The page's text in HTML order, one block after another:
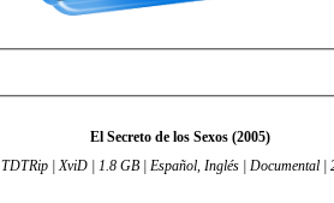
El Secreto de los Sexos (2005)
TDTRip | XviD | 1.8 GB | Español, Inglés | Documental |